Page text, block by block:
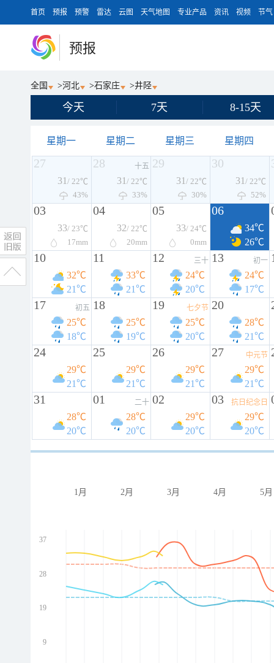
首页 预报 预警 雷达 云图 天气地图 专业产品 资讯 视频 节气
预报
全国 >河北 >石家庄 >井陉
今天 7天 8-15天
星期一 星期二 星期三 星期四
27
31 / 22℃
43%
28 十五
31 / 22℃
33%
29
31 / 22℃
30%
30
31 / 22℃
52%
03
33/ 23℃
17mm
04
32/ 22℃
20mm
05
33/ 24℃
0mm
06
34℃
26℃
10
32℃
21℃
11
33℃
21℃
12 三十
24℃
20℃
13 初一
24℃
17℃
17 初五
25℃
18℃
18
25℃
19℃
19 七夕节
25℃
20℃
20
28℃
21℃
24
29℃
21℃
25
29℃
21℃
26
29℃
21℃
27 中元节
29℃
21℃
31
28℃
20℃
01 二十
28℃
20℃
02
29℃
20℃
03 抗日纪念日
29℃
20℃
1月 2月 3月 4月 5月
37
28
19
9